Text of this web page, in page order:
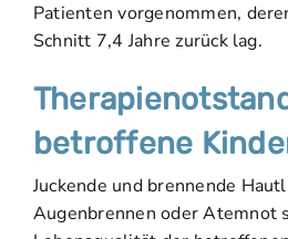
Patienten vorgenommen,
Schnitt 7,4 Jahre zurück lag.
betroffene
Juckende und brennende
Augenbrennen oder Atemnot